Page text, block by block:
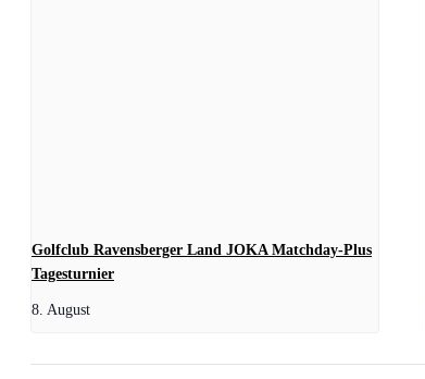
Golfclub Ravensberger Land JOKA Matchday-Plus
Tagesturnier
8. August